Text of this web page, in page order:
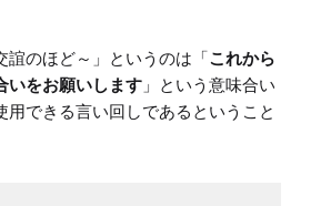
誼のほど～」というのは「これから
いをお願いします 」という意味合い
用できる言い回しであるということ